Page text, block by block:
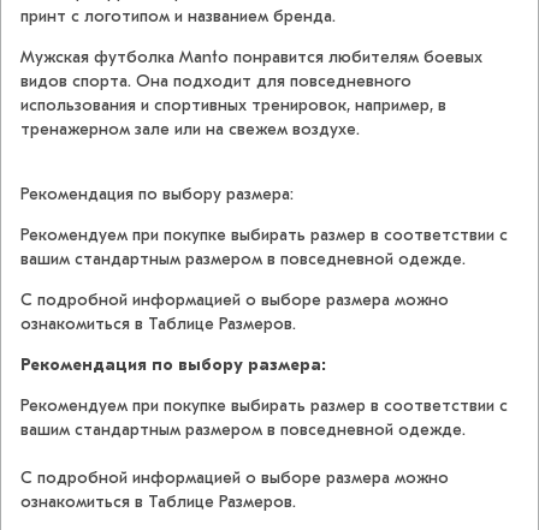
принт c логотипом и названием бренда.
Мужская футболка Manto понравится любителям боевых
видов спорта. Она подходит для повседневного
использования и спортивных тренировок, например, в
тренажерном зале или на свежем воздухе.
Рекомендация по выбору размера:
Рекомендуем при покупке выбирать размер в соответствии с
вашим стандартным размером в повседневной одежде.
С подробной информацией о выборе размера можно
ознакомиться в Таблице Размеров.
Рекомендация по выбору размера:
Рекомендуем при покупке выбирать размер в соответствии с
вашим стандартным размером в повседневной одежде.
С подробной информацией о выборе размера можно
ознакомиться в Таблице Размеров.